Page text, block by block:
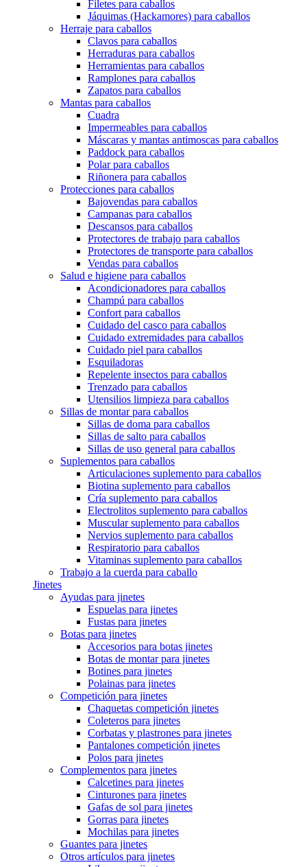
Filetes para caballos
Jáquimas (Hackamores) para caballos
Herraje para caballos
Clavos para caballos
Herraduras para caballos
Herramientas para caballos
Ramplones para caballos
Zapatos para caballos
Mantas para caballos
Cuadra
Impermeables para caballos
Máscaras y mantas antimoscas para caballos
Paddock para caballos
Polar para caballos
Riñonera para caballos
Protecciones para caballos
Bajovendas para caballos
Campanas para caballos
Descansos para caballos
Protectores de trabajo para caballos
Protectores de transporte para caballos
Vendas para caballos
Salud e higiene para caballos
Acondicionadores para caballos
Champú para caballos
Confort para caballos
Cuidado del casco para caballos
Cuidado extremidades para caballos
Cuidado piel para caballos
Esquiladoras
Repelente insectos para caballos
Trenzado para caballos
Utensilios limpieza para caballos
Sillas de montar para caballos
Sillas de doma para caballos
Sillas de salto para caballos
Sillas de uso general para caballos
Suplementos para caballos
Articulaciones suplemento para caballos
Biotina suplemento para caballos
Cría suplemento para caballos
Electrolitos suplemento para caballos
Muscular suplemento para caballos
Nervios suplemento para caballos
Respiratorio para caballos
Vitaminas suplemento para caballos
Trabajo a la cuerda para caballo
Jinetes
Ayudas para jinetes
Espuelas para jinetes
Fustas para jinetes
Botas para jinetes
Accesorios para botas jinetes
Botas de montar para jinetes
Botines para jinetes
Polainas para jinetes
Competición para jinetes
Chaquetas competición jinetes
Coleteros para jinetes
Corbatas y plastrones para jinetes
Pantalones competición jinetes
Polos para jinetes
Complementos para jinetes
Calcetines para jinetes
Cinturones para jinetes
Gafas de sol para jinetes
Gorras para jinetes
Mochilas para jinetes
Guantes para jinetes
Otros artículos para jinetes